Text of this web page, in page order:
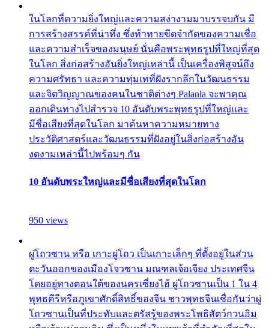
ในโลกที่ความยิ่งใหญ่และความสง่างามมาบรรจบกัน มี
การสร้างสรรค์ที่น่าทึ่ง ซึ่งท้าทายขีดจำกัดของความเชื่อ
และความสำเร็จของมนุษย์ นั่นคือพระพุทธรูปที่ใหญ่ที่สุด
ในโลก สิ่งก่อสร้างอันยิ่งใหญ่เหล่านี้ เป็นเครื่องพิสูจน์ถึง
ความศรัทธา และความทุ่มเทที่ฝังรากลึกในวัฒนธรรม
และจิตวิญญาณของคนในชาติต่างๆ Palanla จะพาคุณ
ออกเดินทางไปสำรวจ 10 อันดับพระพุทธรูปที่ใหญ่และ
มีชื่อเสียงที่สุดในโลก มาค้นหาความหมายทาง
ประวัติศาสตร์และวัฒนธรรมที่ฝังอยู่ในสิ่งก่อสร้างอัน
งดงามเหล่านี้ไปพร้อมๆ กัน
10 อันดับพระใหญ่และมีชื่อเสียงที่สุดในโลก
950 views
ผู่โถวซาน หรือ เกาะผู่โถว เป็นเกาะเล็กๆ ที่ตั้งอยู่ในส่วน
ตะวันออกของเมืองโจวซาน มณฑลเจ้อเจียง ประเทศจีน
โดยอยู่ทางตอนใต้ของนครเซี่ยงไฮ้ ผู่โถวซานเป็น 1 ใน 4
พุทธคีรีหรือภูเขาศักดิ์สิทธิ์ของจีน ชาวพุทธจีนเชื่อกันว่าผู่
โถวซานเป็นที่ประทับและตรัสรู้ของพระโพธิสัตว์กวนอิม